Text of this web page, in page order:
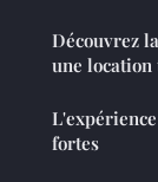
Découvrez
une
fortes